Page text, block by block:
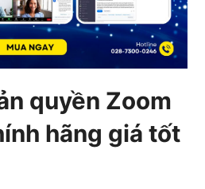
quyền Zoom
hãng giá tốt